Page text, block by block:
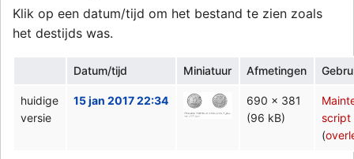
Klik op een datum/tijd om het bestand te zien zoals
het destijds was.
Datum/tijd Miniatuur Afmetingen
huidige
versie
15 jan 2017 22:34
690 × 381
(96 kB)
script
(